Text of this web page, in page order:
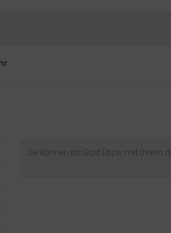
Sie können als Gast (bzw. mit Ihrem